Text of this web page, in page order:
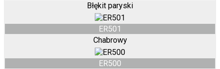
Błękit paryski
ER501
Chabrowy
ER500